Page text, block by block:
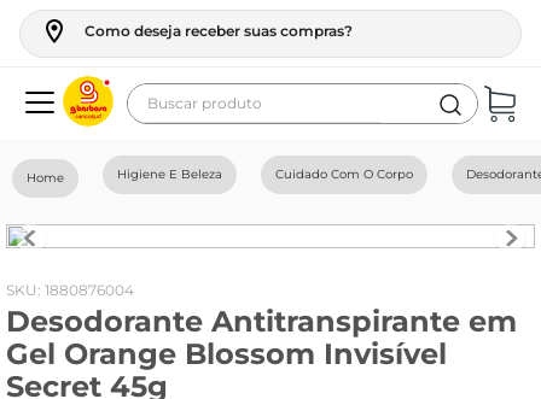
Como deseja receber suas compras?
Buscar produto
Higiene E Beleza Cuidado Com O Corpo
: 1880876004
Desodorante Antitranspirante em
Gel Orange Blossom Invisível
Secret 45g
geladeira
fogao
café
cerveja